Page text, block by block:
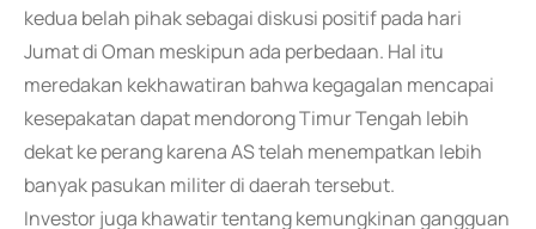
kedua belah pihak sebagai diskusi positif pada hari
Jumat di Oman meskipun ada perbedaan. Hal itu
meredakan kekhawatiran bahwa kegagalan mencapai
kesepakatan dapat mendorong Timur Tengah lebih
dekat ke perang karena AS telah menempatkan lebih
banyak pasukan militer di daerah tersebut.
Investor juga khawatir tentang kemungkinan gangguan